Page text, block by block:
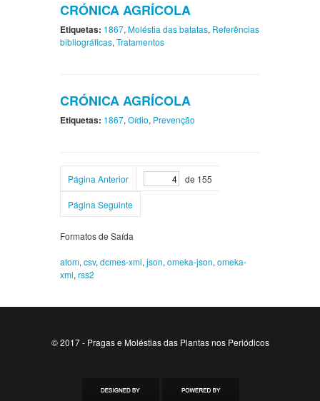
CRÓNICA AGRÍCOLA
Etiquetas: 1867, Moléstia das batatas, Referências
bibliográficas, Tratamentos
CRÓNICA AGRÍCOLA
Etiquetas: 1867, Oídio, Prevenção
Página Anterior de 155
Página Seguinte
Formatos de Saída
atom, csv, dcmes-xml, json, omeka-json, omeka-
xml, rss2
© 2017 - Pragas e Moléstias das Plantas nos Periódicos